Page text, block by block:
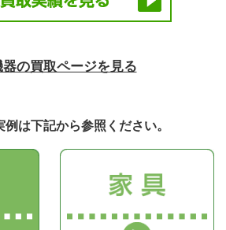
器の買取ページを見る
例は下記から参照ください。